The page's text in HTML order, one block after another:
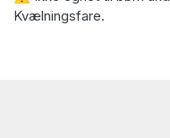
Kvælningsfare.